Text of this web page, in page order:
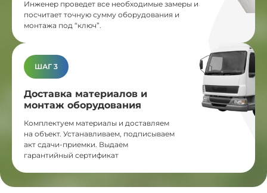
Инженер проведет все необходимые замеры и
посчитает точную сумму оборудования и
монтажа под “ключ”.
ШАГ 3
Доставка материалов и
монтаж оборудования
Комплектуем материалы и доставляем
на объект. Устанавливаем, подписываем
акт сдачи-приемки. Выдаем
гарантийный сертификат